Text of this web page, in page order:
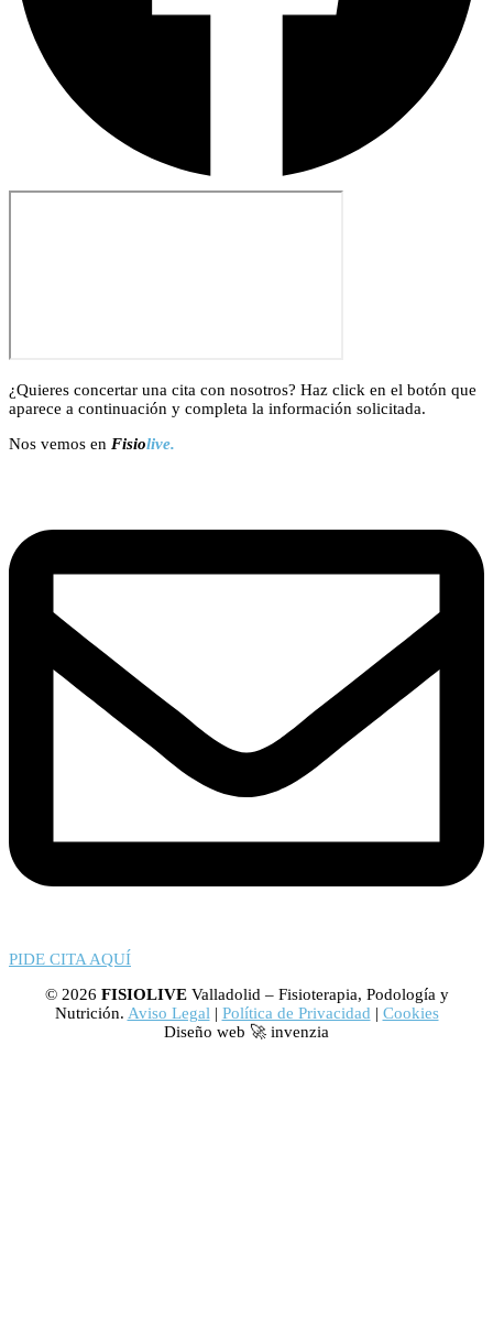
¿Quieres concertar una cita con nosotros? Haz click en el botón que
aparece a continuación y completa la información solicitada.
Nos vemos en Fisiolive.
PIDE CITA AQUÍ
© 2026 FISIOLIVEValladolid – Fisioterapia, Podología y
Nutrición. Aviso Legal | Política de Privacidad | Cookies
Diseño web 🚀 invenzia